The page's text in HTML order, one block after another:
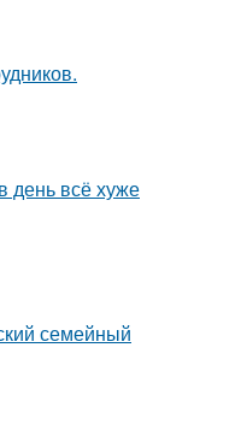
день всё хуже
семейный